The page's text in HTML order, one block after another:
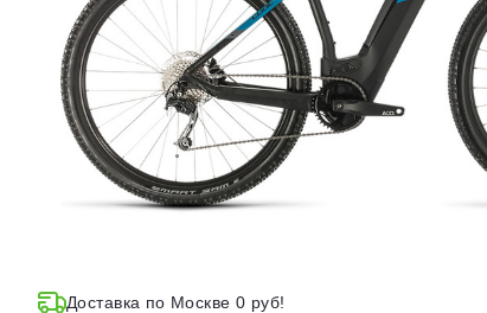
Доставка по Москве 0 руб!